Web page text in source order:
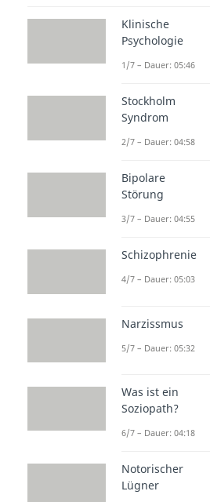
Fakten
einer stark
sind meist
und nutzen
bei der
Unter Stress
Denker Daten,
allem Zeit, um
entsprechende
konzentrieren
handeln.
Zeiten
denkende
Daten, als auf
Klinische
Psychologie
1/7 – Dauer: 05:46
Stockholm
Syndrom
2/7 – Dauer: 04:58
Bipolare
Störung
3/7 – Dauer: 04:55
Schizophrenie
4/7 – Dauer: 05:03
Narzissmus
5/7 – Dauer: 05:32
Was ist ein
Soziopath?
6/7 – Dauer: 04:18
Notorischer
Lügner